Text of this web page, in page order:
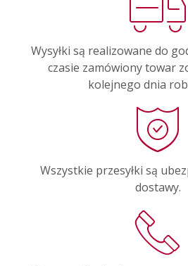
Wysyłki są realizowane do
czasie zamówiony towar
kolejnego dnia
Wszystkie przesyłki są
dostawy.